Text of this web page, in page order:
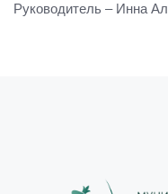
Руководитель – Инна